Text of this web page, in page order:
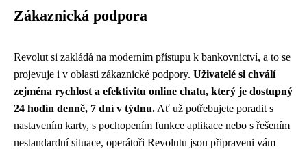
Zákaznická podpora
Revolut si zakládá na moderním přístupu k bankovnictví, a to se
projevuje i v oblasti zákaznické podpory. Uživatelé si chválí
zejména rychlost a efektivitu online chatu, který je dostupný
24 hodin denně, 7 dní v týdnu. Ať už potřebujete poradit s
nastavením karty, s pochopením funkce aplikace nebo s řešením
nestandardní situace, operátoři Revolutu jsou připraveni vám